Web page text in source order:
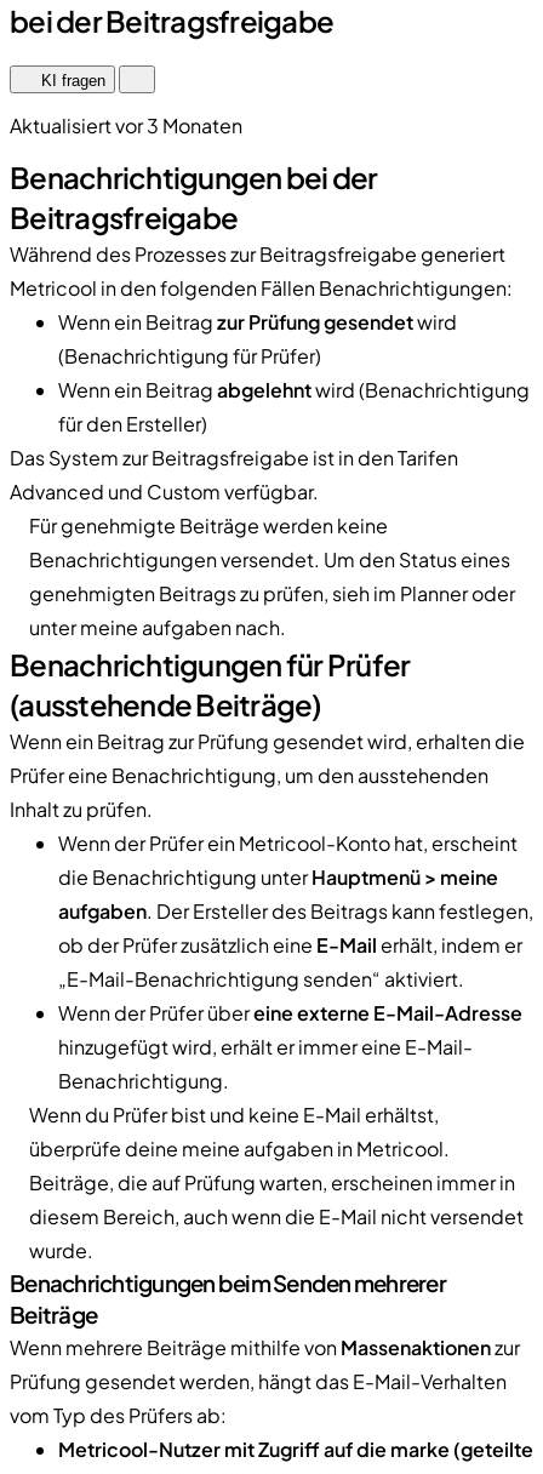
bei der Beitragsfreigabe
KI fragen
Aktualisiert vor 3 Monaten
Benachrichtigungen bei der
Beitragsfreigabe
Während des Prozesses zur Beitragsfreigabe generiert
Metricool in den folgenden Fällen Benachrichtigungen:
Wenn ein Beitragzur Prüfung gesendetwird
(Benachrichtigung für Prüfer)
Wenn ein Beitragabgelehntwird (Benachrichtigung
für den Ersteller)
Das System zur Beitragsfreigabe ist in den Tarifen
Advanced und Custom verfügbar.
Für genehmigte Beiträge werden keine
Benachrichtigungen versendet. Um den Status eines
genehmigten Beitrags zu prüfen, sieh im Planner oder
unter meine aufgaben nach.
Benachrichtigungen für Prüfer
(ausstehende Beiträge)
Wenn ein Beitrag zur Prüfung gesendet wird, erhalten die
Prüfer eine Benachrichtigung, um den ausstehenden
Inhalt zu prüfen.
Wenn der Prüfer ein Metricool-Konto hat, erscheint
die Benachrichtigung unterHauptmenü > meine
aufgaben. Der Ersteller des Beitrags kann festlegen,
ob der Prüfer zusätzlich eine E-Mailerhält, indem er
„E-Mail-Benachrichtigung senden“ aktiviert.
Wenn der Prüfer übereine externe E-Mail-Adresse
hinzugefügt wird, erhält er immer eine E-Mail-
Benachrichtigung.
Wenn du Prüfer bist und keine E-Mail erhältst,
überprüfe deine meine aufgaben in Metricool.
Beiträge, die auf Prüfung warten, erscheinen immer in
diesem Bereich, auch wenn die E-Mail nicht versendet
wurde.
Benachrichtigungen beim Senden mehrerer
Beiträge
Wenn mehrere Beiträge mithilfe vonMassenaktionenzur
Prüfung gesendet werden, hängt das E-Mail-Verhalten
vom Typ des Prüfers ab:
Metricool-Nutzer mit Zugriff auf die marke (geteilte